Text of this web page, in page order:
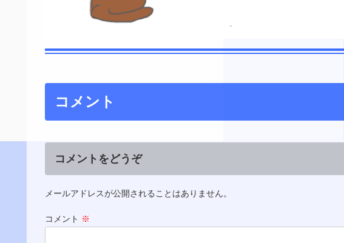
コメント
コメントをどうぞ
メールアドレスが公開されることはありません。
コメント ※